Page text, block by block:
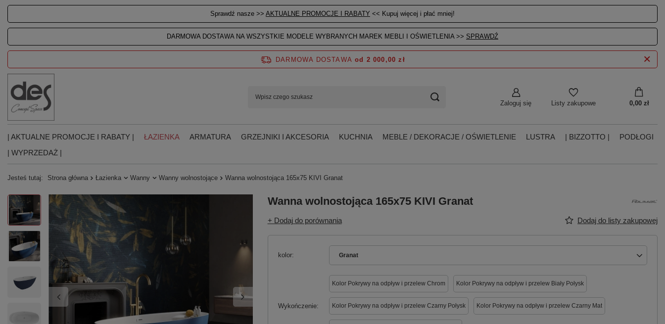
Sprawdź nasze >> AKTUALNE PROMOCJE I RABATY << Kupuj więcej i płać mniej!
DARMOWA DOSTAWA NA WSZYSTKIE MODELE WYBRANYCH MAREK MEBLI I OŚWIETLENIA >> SPRAWDŹ
Zaloguj się Listy zakupowe 0,00 zł
DARMOWA DOSTAWA od 2 000,00 zł
| AKTUALNE PROMOCJE I RABATY | ŁAZIENKA ARMATURA GRZEJNIKI I AKCESORIA KUCHNIA MEBLE / DEKORACJE / OŚWIETLENIE LUSTRA | BIZZOTTO |
PODŁOGI
| WYPRZEDAŻ |
Jesteś tutaj: Strona główna Łazienka Wanny Wanny wolnostojące Wanna wolnostojąca 165x75 KIVI Granat
Wanna wolnostojąca 165x75 KIVI Granat
+ Dodaj do porównania Dodaj do listy zakupowej
kolor Granat
Wykończenie
Kolor Pokrywy na odpływ i przelew Chrom Kolor Pokrywy na odpływ i przelew Biały Połysk
Kolor Pokrywy na odpływ i przelew Czarny Połysk Kolor Pokrywy na odpływ i przelew Czarny Mat